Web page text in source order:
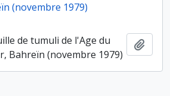
(novembre 1979)
de tumuli de l'Age du
Bahreïn (novembre 1979)